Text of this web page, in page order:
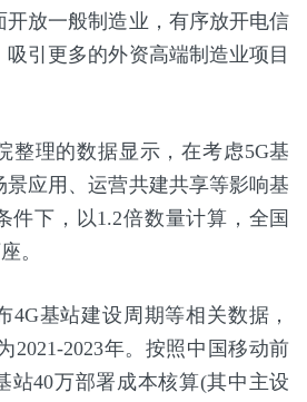
开放一般制造业，有序放开电信
引更多的外资高端制造业项目
整理的数据显示，在考虑5G基
应用、运营共建共享等影响基
件下，以1.2倍数量计算，全国
。
4G基站建设周期等相关数据，
2021-2023年。按照中国移动前
站40万部署成本核算(其中主设